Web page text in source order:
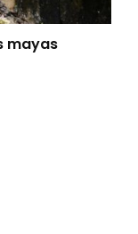
mayas